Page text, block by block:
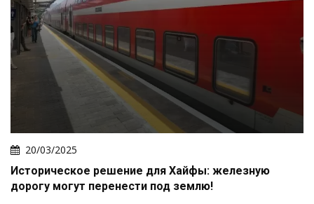
20/03/2025
Историческое решение для Хайфы: железную
дорогу могут перенести под землю!